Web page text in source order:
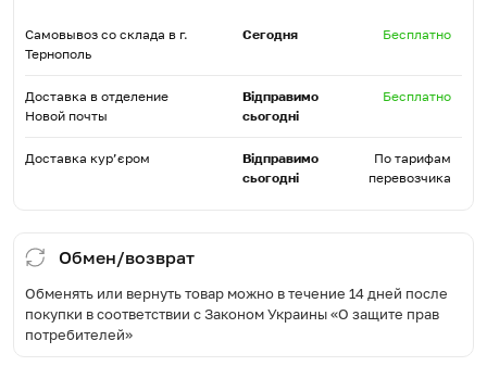
Самовывоз со склада в г.
Тернополь
Сегодня Бесплатно
Доставка в отделение
Новой почты
Відправимо
сьогодні
Бесплатно
Доставка кур’єром
Відправимо
сьогодні
По тарифам
перевозчика
Обмен/возврат
Обменять или вернуть товар можно в течение 14 дней после
покупки в соответствии с Законом Украины «О защите прав
потребителей»